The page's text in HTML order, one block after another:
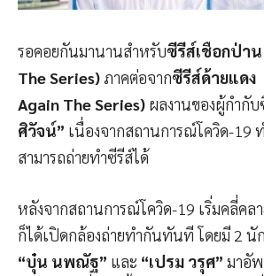
รอคอยกันมานานสำหรับซีรีส์เชือกป่าน
The Series)ภาคต่อจากซีรีส์ด้ายแดง
Again The Series) ผลงานของผู้กำกับ
ศิวัจน์” เนื่องจากสถานการณ์โควิด-19
สามารถถ่ายทำซีรีส์ได้
หลังจากสถานการณ์โควิด-19 เริ่มคลี่คล
ก็ได้เปิดกล้องถ่ายทำกันทันที โดยมี 2 นั
“บุ๋น นพณัฐ” และ “เปรม วรุศ” มาอั